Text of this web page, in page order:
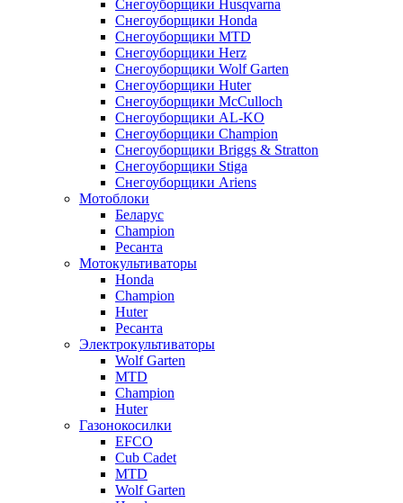
Снегоуборщики Husqvarna
Снегоуборщики Honda
Снегоуборщики MTD
Снегоуборщики Herz
Снегоуборщики Wolf Garten
Снегоуборщики Huter
Снегоуборщики McCulloch
Снегоуборщики AL-KO
Снегоуборщики Champion
Снегоуборщики Briggs & Stratton
Снегоуборщики Stiga
Снегоуборщики Ariens
Мотоблоки
Беларус
Champion
Ресанта
Мотокультиваторы
Honda
Champion
Huter
Ресанта
Электрокультиваторы
Wolf Garten
MTD
Champion
Huter
Газонокосилки
EFCO
Cub Cadet
MTD
Wolf Garten